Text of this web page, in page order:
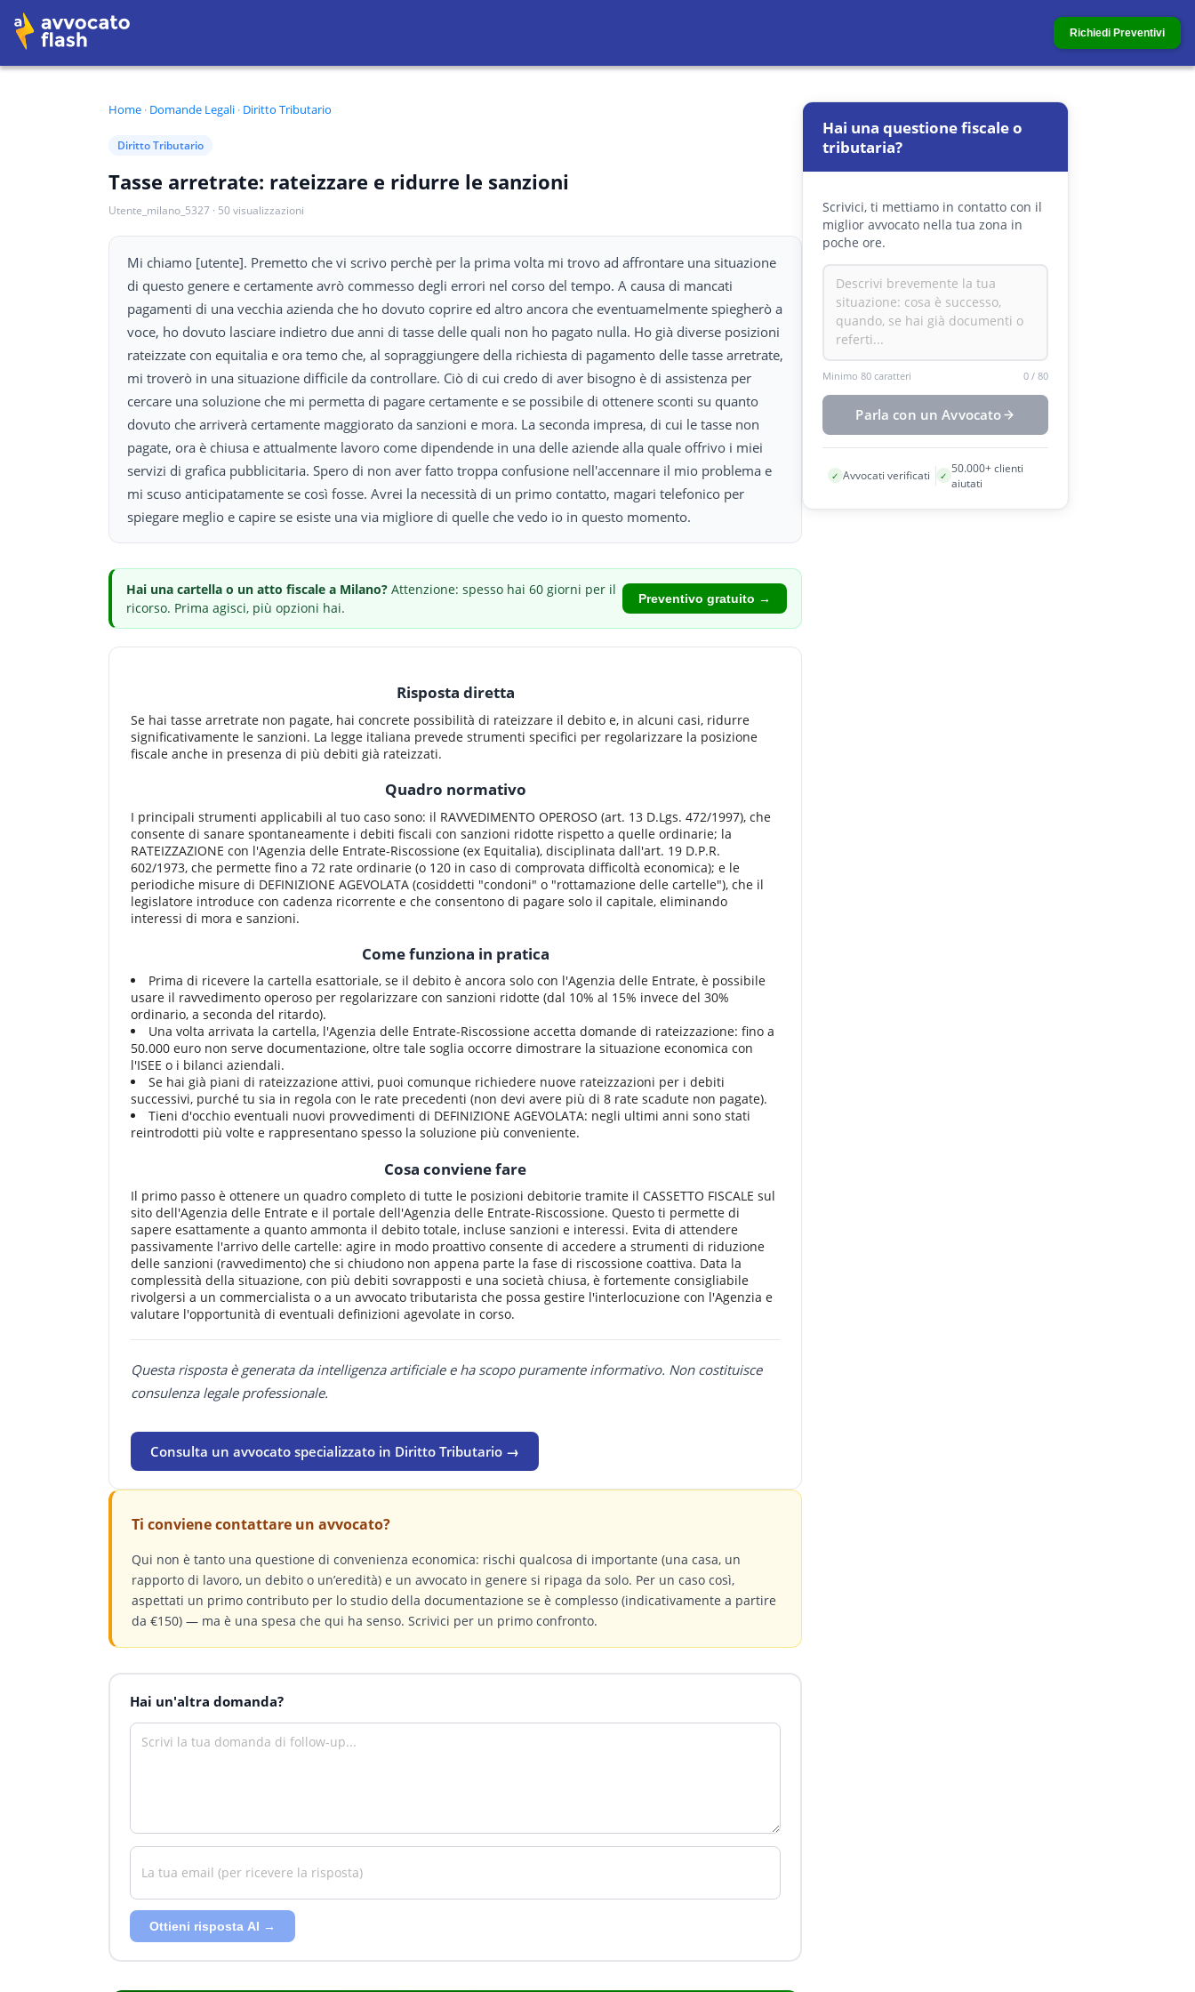
Richiedi Preventivi
Home · Domande Legali · Diritto Tributario
Diritto Tributario
Tasse arretrate: rateizzare e ridurre le sanzioni
Utente_milano_5327 · 50visualizzazioni
Mi chiamo [utente]. Premetto che vi scrivo perchè per la prima volta mi trovo ad affrontare una situazione
di questo genere e certamente avrò commesso degli errori nel corso del tempo. A causa di mancati
pagamenti di una vecchia azienda che ho dovuto coprire ed altro ancora che eventuamelmente spiegherò a
voce, ho dovuto lasciare indietro due anni di tasse delle quali non ho pagato nulla. Ho già diverse posizioni
rateizzate con equitalia e ora temo che, al sopraggiungere della richiesta di pagamento delle tasse arretrate,
mi troverò in una situazione difficile da controllare. Ciò di cui credo di aver bisogno è di assistenza per
cercare una soluzione che mi permetta di pagare certamente e se possibile di ottenere sconti su quanto
dovuto che arriverà certamente maggiorato da sanzioni e mora. La seconda impresa, di cui le tasse non
pagate, ora è chiusa e attualmente lavoro come dipendende in una delle aziende alla quale offrivo i miei
servizi di grafica pubblicitaria. Spero di non aver fatto troppa confusione nell'accennare il mio problema e
mi scuso anticipatamente se così fosse. Avrei la necessità di un primo contatto, magari telefonico per
spiegare meglio e capire se esiste una via migliore di quelle che vedo io in questo momento.
Hai una cartella o un atto fiscale a Milano? Attenzione: spesso hai 60 giorni per il
ricorso. Prima agisci, più opzioni hai.
Preventivo gratuito →
Risposta diretta
Se hai tasse arretrate non pagate, hai concrete possibilità di rateizzare il debito e, in alcuni casi, ridurre
significativamente le sanzioni. La legge italiana prevede strumenti specifici per regolarizzare la posizione
fiscale anche in presenza di più debiti già rateizzati.
Quadro normativo
I principali strumenti applicabili al tuo caso sono: il RAVVEDIMENTO OPEROSO (art. 13 D.Lgs. 472/1997), che
consente di sanare spontaneamente i debiti fiscali con sanzioni ridotte rispetto a quelle ordinarie; la
RATEIZZAZIONE con l'Agenzia delle Entrate-Riscossione (ex Equitalia), disciplinata dall'art. 19 D.P.R.
602/1973, che permette fino a 72 rate ordinarie (o 120 in caso di comprovata difficoltà economica); e le
periodiche misure di DEFINIZIONE AGEVOLATA (cosiddetti "condoni" o "rottamazione delle cartelle"), che il
legislatore introduce con cadenza ricorrente e che consentono di pagare solo il capitale, eliminando
interessi di mora e sanzioni.
Come funziona in pratica
Prima di ricevere la cartella esattoriale, se il debito è ancora solo con l'Agenzia delle Entrate, è possibile
usare il ravvedimento operoso per regolarizzare con sanzioni ridotte (dal 10% al 15% invece del 30%
ordinario, a seconda del ritardo).
Una volta arrivata la cartella, l'Agenzia delle Entrate-Riscossione accetta domande di rateizzazione: fino a
50.000 euro non serve documentazione, oltre tale soglia occorre dimostrare la situazione economica con
l'ISEE o i bilanci aziendali.
Se hai già piani di rateizzazione attivi, puoi comunque richiedere nuove rateizzazioni per i debiti
successivi, purché tu sia in regola con le rate precedenti (non devi avere più di 8 rate scadute non pagate).
Tieni d'occhio eventuali nuovi provvedimenti di DEFINIZIONE AGEVOLATA: negli ultimi anni sono stati
reintrodotti più volte e rappresentano spesso la soluzione più conveniente.
Cosa conviene fare
Il primo passo è ottenere un quadro completo di tutte le posizioni debitorie tramite il CASSETTO FISCALE sul
sito dell'Agenzia delle Entrate e il portale dell'Agenzia delle Entrate-Riscossione. Questo ti permette di
sapere esattamente a quanto ammonta il debito totale, incluse sanzioni e interessi. Evita di attendere
passivamente l'arrivo delle cartelle: agire in modo proattivo consente di accedere a strumenti di riduzione
delle sanzioni (ravvedimento) che si chiudono non appena parte la fase di riscossione coattiva. Data la
complessità della situazione, con più debiti sovrapposti e una società chiusa, è fortemente consigliabile
rivolgersi a un commercialista o a un avvocato tributarista che possa gestire l'interlocuzione con l'Agenzia e
valutare l'opportunità di eventuali definizioni agevolate in corso.
Questa risposta è generata da intelligenza artificiale e ha scopo puramente informativo. Non costituisce
consulenza legale professionale.
Consulta un avvocato specializzato in Diritto Tributario →
Ti conviene contattare un avvocato?
Qui non è tanto una questione di convenienza economica: rischi qualcosa di importante (una casa, un
rapporto di lavoro, un debito o un’eredità) e un avvocato in genere si ripaga da solo. Per un caso così,
aspettati un primo contributo per lo studio della documentazione se è complesso (indicativamente a partire
da €150) — ma è una spesa che qui ha senso. Scrivici per un primo confronto.
Hai un'altra domanda?
Ottieni risposta AI →
Hai una questione fiscale o
tributaria?
Scrivici, ti mettiamo in contatto con il
miglior avvocato nella tua zona in
poche ore.
Minimo 80 caratteri 0 / 80
Parla con un Avvocato
✓ Avvocati verificati ✓ 50.000+ clienti
aiutati